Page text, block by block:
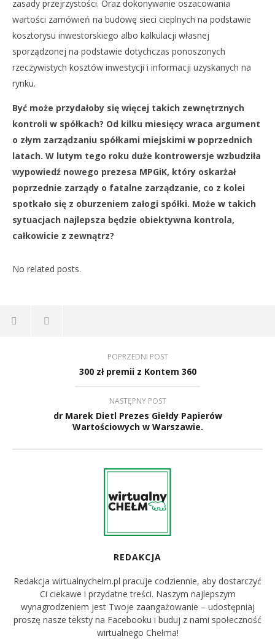
zasady przejrzystości. Oraz dokonywanie oszacowania
wartości zamówień na budowę sieci cieplnych na podstawie
kosztorysu inwestorskiego albo kalkulacji własnej
sporządzonej na podstawie dotychczas ponoszonych
rzeczywistych kosztów inwestycji i informacji uzyskanych na
rynku.
Być może przydałoby się więcej takich zewnętrznych
kontroli w spółkach? Od kilku miesięcy wraca argument
o złym zarządzaniu spółkami miejskimi w poprzednich
latach. W lutym tego roku duże kontrowersje wzbudziła
wypowiedź nowego prezesa MPGiK, który oskarżał
poprzednie zarządy o fatalne zarządzanie, co z kolei
spotkało się z oburzeniem załogi spółki. Może w takich
sytuacjach najlepsza będzie obiektywna kontrola,
całkowicie z zewnątrz?
No related posts.
POPRZEDNI POST
300 zł premii z Kontem 360
NASTĘPNY POST
dr Marek Dietl Prezes Giełdy Papierów
Wartościowych w Warszawie.
REDAKCJA
Redakcja wirtualnychelm.pl pracuje codziennie, aby dostarczyć
Ci ciekawe i przydatne treści. Naszym najlepszym
wynagrodzeniem jest Twoje zaangażowanie – udostępniaj
proszę nasze teksty na Facebooku i buduj z nami społeczność
wirtualnego Chełma!